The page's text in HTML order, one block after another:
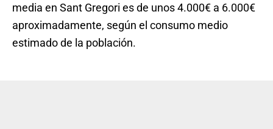
media en Sant Gregori es de unos 4.000€ a 6.000€
aproximadamente, según el consumo medio
estimado de la población.